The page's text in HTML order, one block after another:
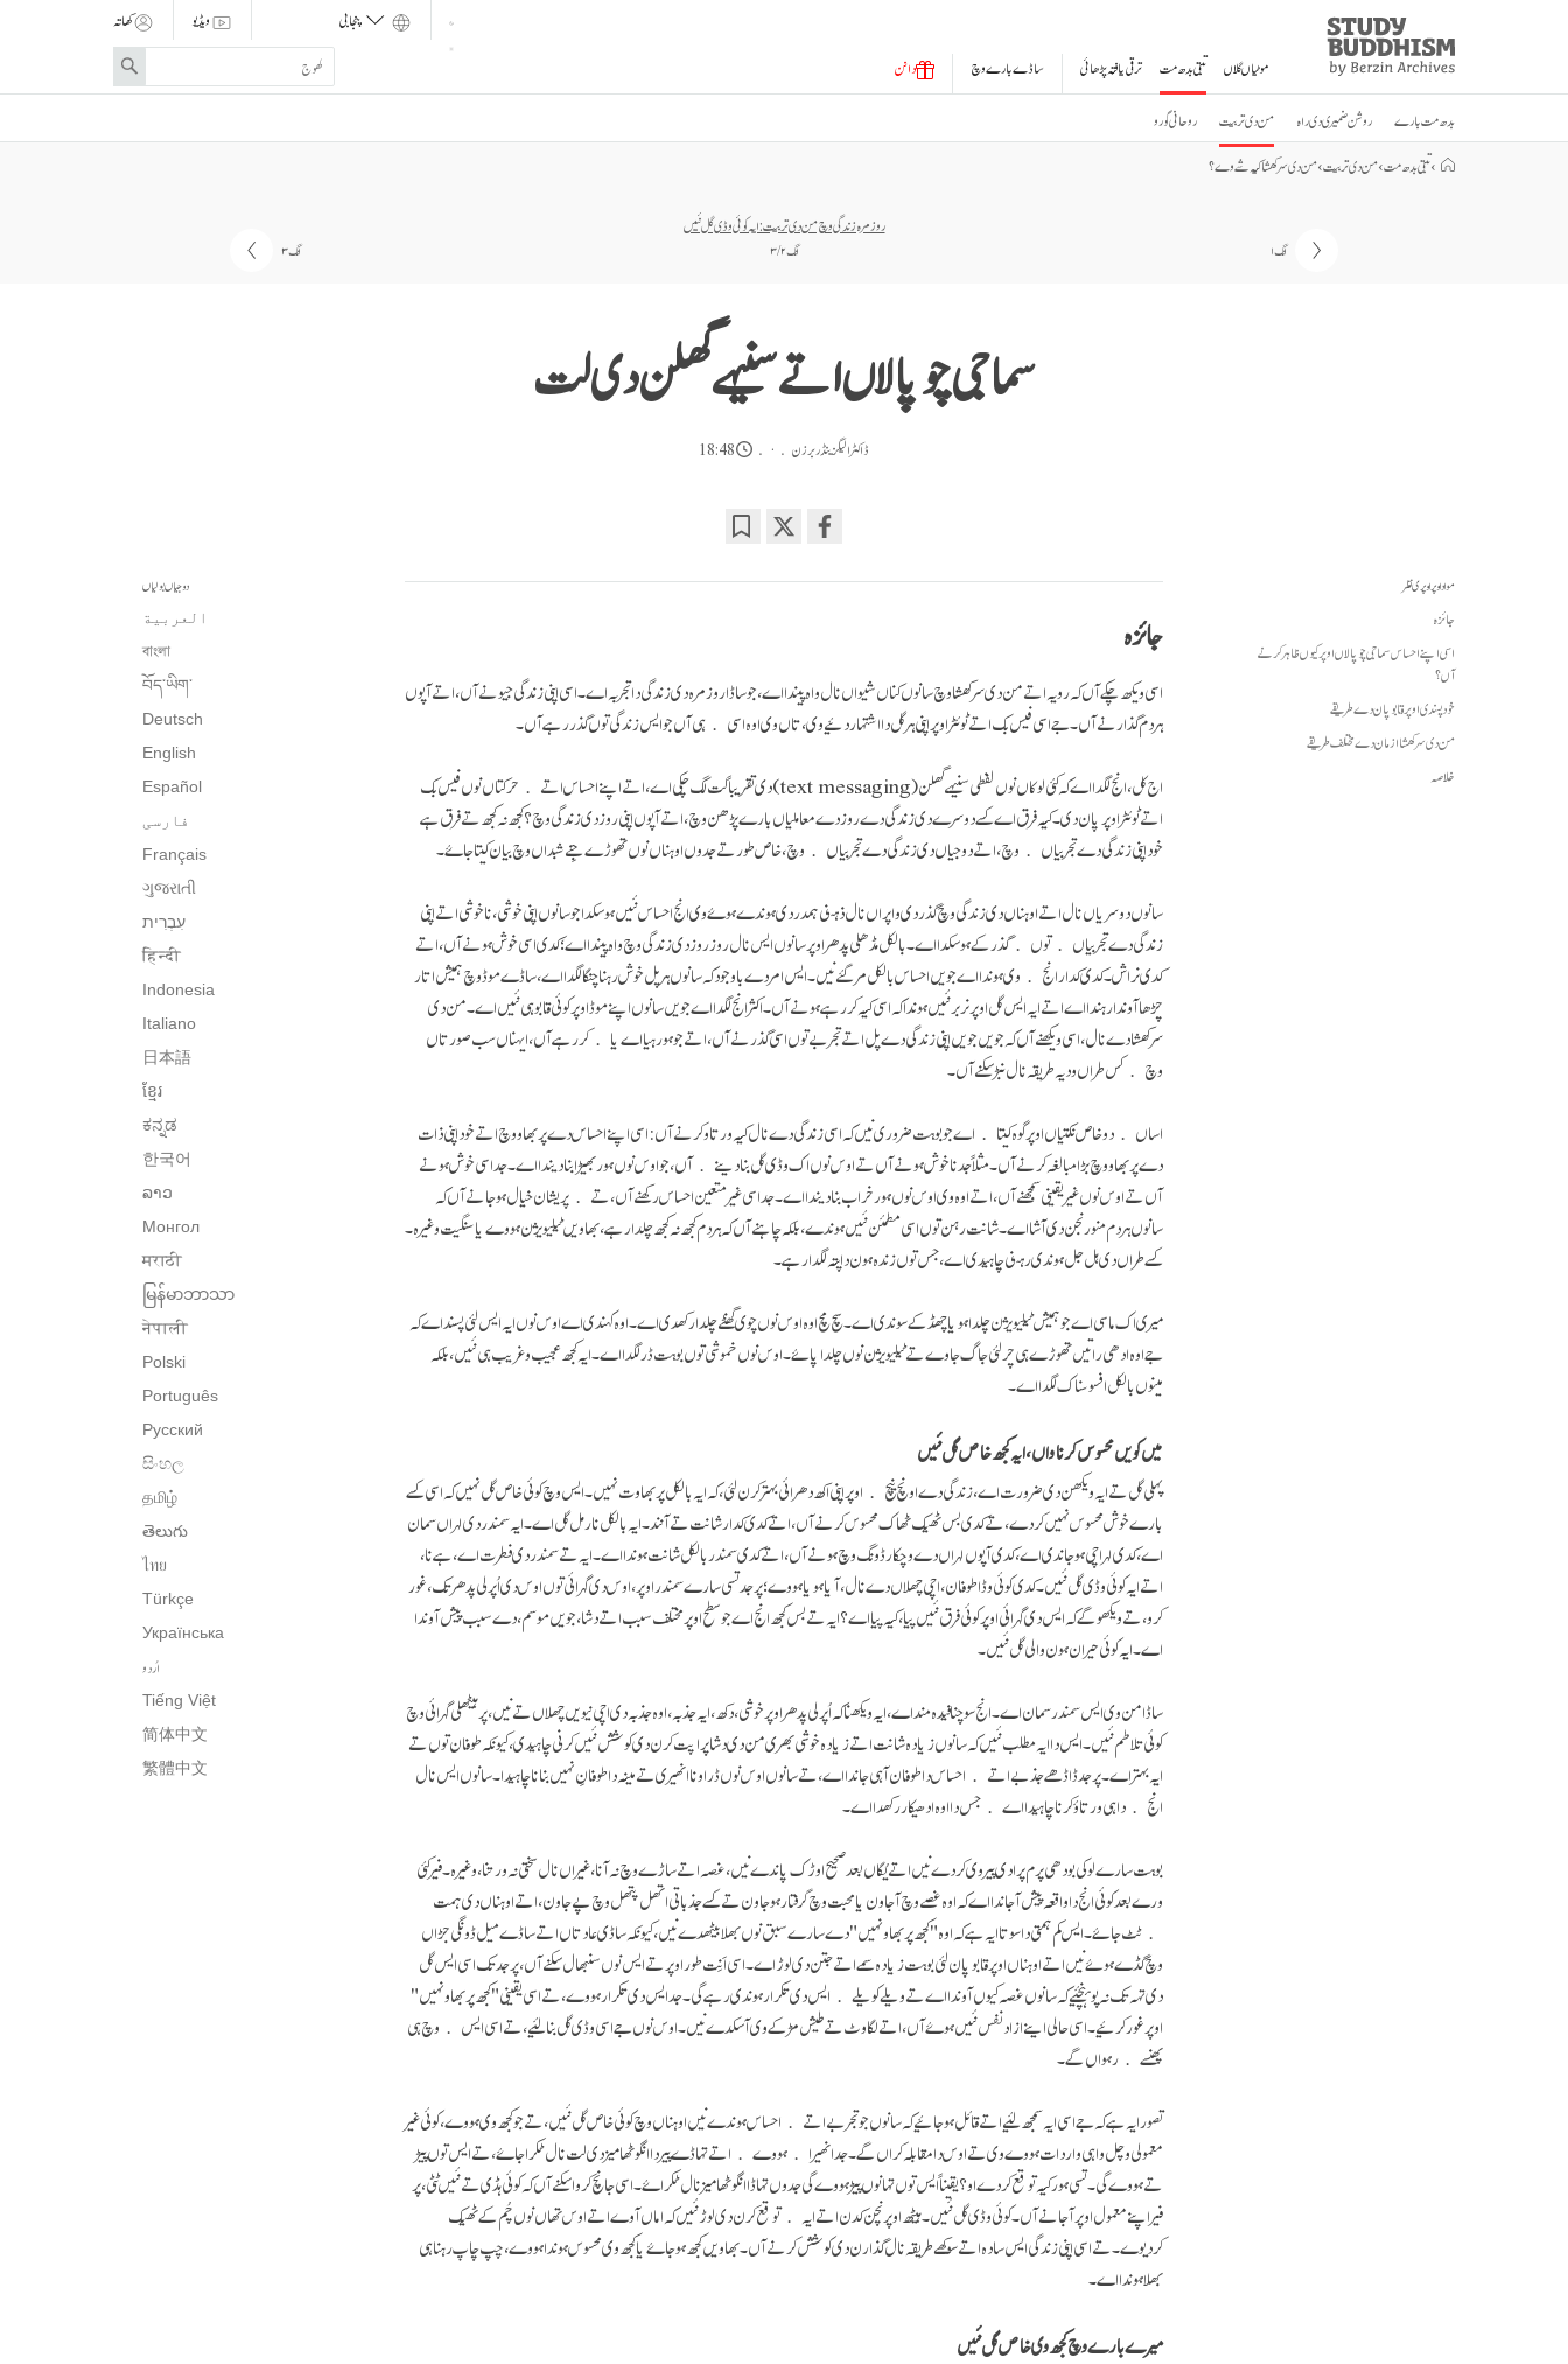
Study
Buddhism
Home
موٹیاں گلاں تبتی بدھ مت
بدھ مت بارے روشن ضمیری دی راہ من دی تربیت روحانی گورو
ترقی یافتہ پڑھائی ساڈے بارے وچ دانن
ویڈیو
کھاتہ
Enter
search
term
Search
›تبتی بدھ مت›من دی تربیت›من دی سرکھشا کیہ شے وے؟
انگ ۱
روز مرہ زندگی وچ من دی تربیت: ایہ کوئی وڈی گل نئیں
انگ ۲ / ۳ انگ ۳
سماجی چوپالاں اتے سنیہے گھلن دی لت
ڈاکٹر الیگزینڈر برزن 18:48
on
مواد اوپر اوپری نظر
جائزہ
اسی اپنے احساس سماجی چوپالاں اوپر کیوں ظاہر کرنے
آں؟
خود پسندی اوپر قابو پان دے طریقے
من دی سرکھشا ازمان دے مختلف طریقے
خلاصہ
دوجیاں بولیاں
العربية
বাংলা
བོད་ཡིག་
Deutsch
English
Español
فارسی
Français
ગુજરાતી
עִבְרִית‎
हिन्दी
Indonesia
Italiano
日本語
ខ្មែរ
ಕನ್ನಡ
한국어
ລາວ
Монгол
मराठी
မြန်မာဘာသာ
नेपाली
Polski
Português
Русский
සිංහල
தமிழ்
తెలుగు
ไทย
Türkçe
Українська
اُردو
Tiếng Việt
简体中文
繁體中文
جائزہ
اسی ویکھ چکے آں کہ رویہ اتے من دی سرکھشا وچ سانوں کناں شیواں نال واہ پیندا اے، جو ساڈا روزمرہ دی زندگی دا تجربہ اے۔ اسی اپنی زندگی جیونے آں، اتے آپوں
ہر دم گذارنے آں۔ جے اسی فیس بک اتے ٹوئٹر اوپر اپنی ہر گل دا اشتہار دئیے وی، تاں وی اوہ اسی ہی آں جو ایس زندگی توں گذر رہے آں۔
اج کل، انج لگدا اے کہ کئی لوکاں نوں لفظی سنیہے گھلن (text messaging) دی تقریباً لت لگ چکی اے، اتے اپنے احساس اتے حرکتاں نوں فیس بک
اتے ٹوئٹر اوپر پان دی۔ کیہ فرق اے کسے دوسرے دی زندگی دے روز دے معاملیاں بارے پڑھن وچ، اتے آپوں اپنی روز دی زندگی وچ؟ کجھ نہ کجھ تے فرق ہے
خود اپنی زندگی دے تجربیاں وچ، اتے دوجیاں دی زندگی دے تجربیاں وچ، خاص طور تے جدوں اوہناں نوں تھوڑے جِنے شبداں وچ بیان کیتا جاۓ۔
سانوں دوسریاں نال اتے اوہناں دی زندگی وچ گذردی واپراں نال ذہنی ہمدردی ہوندے ہوۓ وی انج احساس نئیں ہوسکدا جو سانوں اپنی خوشی، ناخوشی اتے اپنی
زندگی دے تجربیاں توں گذر کے ہوسکدا اے۔ بالکل مڈھلی پدھر اوپر سانوں ایس نال روز روز دی زندگی وچ واہ پیندا اے؛ کدی اسی خوش ہونے آں، اتے
کدی نراش۔ کدی کدار انج وی ہوندا اے جویں احساس بالکل مر گئے نیں۔ ایس امر دے باوجود کہ سانوں ہر پل خوش رہنا چنگا لگدا اے، ساڈے موڈ وچ ہمیش اتار
چڑھا آوندا رہندا اے اتے ایہ ایس گل اوپر نربر نئیں ہوندا کہ اسی کیہ کر رہے ہونے آں۔ اکثر انج لگدا اے جویں سانوں اپنے موڈ اوپر کوئی قابو ہی نئیں اے۔ من دی
سرکھشا دے نال، اسی ویکھنے آں کہ جویں جویں اپنی زندگی دے پل اتے تجربے توں اسی گذرنے آں، اتے جو ہو رہیا اے یا کر رہے آں، ایہناں سب صورتاں
وچ کس طراں ودیہ طریقہ نال نبڑ سکنے آں۔
اساں دو خاص نکتیاں اوپر گوہ کیتا اے جو بوہت ضروری نیں کہ اسی زندگی دے نال کیہ ورتاو کرنے آں: اسی اپنے احساس دے پربھاو وچ اتے خود اپنی ذات
دے پربھاو وچ بڑا مبالغہ کرنے آں۔ مثلاً جد ناخوش ہونے آں تے اوس نوں اک وڈی گل بنا دینے آں، جو اوس نوں ہور بھیڑا بنا دیندا اے۔ جد اسی خوش ہونے
آں تے اوس نوں غیر یقینی سمجھنے آں، اتے اوہ وی اوس نوں ہور خراب بنا دیندا اے۔ جد اسی غیر متعین احساس رکھنے آں، تے پریشان خیال ہوجانے آں کہ
سانوں ہر دم منورنجن دی آشا اے۔ شانت رہن توں اسی مطمئن نئیں ہوندے، بلکہ چاہنے آں کہ ہر دم کجھ نہ کجھ چلدا رہے، بھاویں ٹیلیویژن ہووے یا سنگیت وغیرہ۔
کسے طراں دی ہل جل ہوندی رہنی چاہیدی اے، جس توں زندہ ہون دا پتہ لگدا رہے۔
میری اک ماسی اے جو ہمیش ٹیلیویژن چلدا ہویا چھڈ کے سوندی اے۔ سچ مچ اوہ اوس نوں چوی گھنٹے چلدا رکھدی اے۔ اوہ کہندی اے اوس نوں ایہ ایس لئی پسند اے کہ
جے اوہ ادھی راتیں تھوڑے ہی چر لئی جاگ جاوے تے ٹیلیویژن نوں چلدا پائے۔ اوس نوں خموشی توں بوہت ڈر لگدا اے۔ ایہ کجھ عجیب و غریب ہی نئیں، بلکہ
مینوں بالکل افسوسناک لگدا اے۔
میں کویں محسوس کرنا واں، ایہ کجھ خاص گل نئیں
پہلی گل تے ایہ ویکھن دی ضرورت اے، زندگی دے اونچ نیچ اوپر اپنی اکھ دھرائی بہتر کرن لئی، کہ ایہ بالکل پربھاوت نہیں۔ ایس وچ کوئی خاص گل نہیں کہ اسی کسے
بارے خوش محسوس نہیں کردے، تے کدی بس ٹھیک ٹھاک محسوس کرنے آں، اتے کدی کدار شانت تے آنند۔ ایہ بالکل نارمل گل اے۔ ایہ سمندر دی لہراں سمان
اے، کدی لہر اچی ہو جاندی اے، کدی آپوں لہراں دے وچکار ڈونگ وچ ہونے آں، اتے کدی سمندر بالکل شانت ہوندا اے۔ ایہ تے سمندر دی فطرت اے، ہے نا،
اتے ایہ کوئی وڈی گل نئیں۔ کدی کوئی وڈا طوفان، اچی چھلاں دے نال، آیا ہویا ہووے؛ پر جد تسی سارے سمندر اوپر، اوس دی گہرائی توں اوس دی اُپرلی پدھر تک، غور
کرو، تے ویکھو گے کہ ایس دی گہرائی اوپر کوئی فرق نئیں پیا، کیہ پیا اے؟ ایہ تے بس کجھ انج اے جو سطح اوپر مختلف سبب اتے دشا، جویں موسم، دے سبب پیش آوندا
اے۔ ایہ کوئی حیران ہون والی گل نئیں۔
ساڈا من وی ایس سمندر سمان اے۔ انج سوچنا فیدہ مند اے، ایہ ویکھنا کہ اُپرلی پدھر اوپر خوشی، دکھ، ایہ جذبہ، اوہ جذبہ دی اچی نیویں چھلاں تے نیں، پر ہیٹھلی گہرائی وچ
کوئی تلاطم نئیں۔ ایس دا ایہ مطلب نئیں کہ سانوں زیادہ شانت اتے زیادہ خوشی بھری من دی دشا پراپت کرن دی کوشش نئیں کرنی چاہیدی، کیونکہ طوفان توں تے
ایہ بہتر اے۔ پر جد ڈاڈھے جذبے اتے احساس دا طوفان آ ہی جاندا اے، تے سانوں اوس نوں ڈراونا انھیری تے مینہ دا طوفانِ نہیں بنانا چاہیدا۔ سانوں ایس نال
انج دا ہی ورتاؤ کرنا چاہیدا اے جس دا اوہ ادھیکار رکھدا اے۔
بوہت سارے لوکی بودھی پرم پرا دی پیروی کردے نیں اتے یُگاں بعد صحیح اوڑک پاندے نیں، غصہ اتے ساڑے وچ نہ آنا، غیراں نال سختی نہ ورتنا، وغیرہ۔ فیر کئی
ورے بعد کوئی انج دا واقعہ پیش آجاندا اے کہ اوہ غصے وچ آجاون یا محبت وچ گرفتار ہوجاون تے کسے جذباتی اتھل پتھل وچ پے جاون، اتے اوہناں دی ہمت
ٹٹ جائے۔ ایس کم ہمتی دا سوتا ایہ ہے کہ اوہ "کجھ پربھاو نہیں" دے سارے سبق نوں بھلا بیٹھدے نیں، کیونکہ ساڈی عادتاں اتے ساڈے میل ڈونگی جڑاں
وچ گڈے ہوئے نیں اتے اوہناں اوپر قابو پان لئی بوہت زیادہ سمے اتے جتن دی لوڑ اے۔ اسی اَنِت طور اوپر تے ایس نوں سنبھال سکنے آں، پر جد تک اسی ایس گل
دی تہہ تک نہ پوہنچئیے کہ سانوں غصہ کیوں آوندا اے تے ویلے کویلے ایس دی تکرار ہوندی رہے گی۔ جد ایس دی تکرار ہووے، تے اسی یقینی "کجھ پربھاو نہیں"
اوپر غور کرئیے۔ اسی حالی اینے ازاد نفس نئیں ہوۓ آں، اتے لگاوٹ تے طیش مڑ کے وی آسکدے نیں۔ اوس نوں جے اسی وڈی گل بنا لئیے، تے اسی ایس وچ ہی
پھنسے رہواں گے۔
تصور ایہ ہے کہ جے اسی ایہ سمجھ لئیے اتے قائل ہوجائیے کہ سانوں جو تجربے اتے احساس ہوندے نیں اوہناں وچ کوئی خاص گل نئیں، تے جو کجھ وی ہووے، کوئی غیر
معمولی وچل واہی واردات ہووے وی تے اوس دا مقابلہ کراں گے۔ جد انھیرا ہووے اتے تہاڈے پیر دا انگوٹھا میز دی لت نال ٹکرا جاۓ، تے ایس توں پیڑ
تے ہووے گی۔ تسی ہور کیہ توقع کردے او؟ یقیناً ایس توں تہانوں پیڑ ہووے گی جدوں تہاڈا انگوٹھا میز نال ٹکراۓ۔ اسی جانچ کروا سکنے آں کہ کوئی ہڈی تے نئیں ٹٹی، پر
فیر اپنے معمول اوپر آ جانے آں۔ کوئی وڈی گل نئیں۔ ہیٹھ اوپر نچن کدن اتے ایہ توقع کرن دی لوڑ نئیں کہ اماں آوے اتے اوس تھاں نوں چُم کے ٹھیک
کردیوے۔ تے اسی اپنی زندگی ایس سادہ اتے سوکھے طریقہ نال گذارن دی کوشش کرنے آں۔ بھاویں کجھ ہو جاۓ یا کجھ وی محسوس ہوندا ہووے، چپ چاپ رہنا ہی
بھلا ہوندا اے۔
میرے بارے وچ کجھ وی خاص گل نئیں